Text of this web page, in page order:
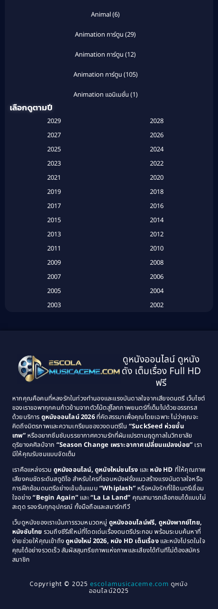
Animal(6)
Animation การ์ตูน (29)
Animation การ์ตูน (12)
Animation การ์ตูน (105)
Animation แอนิเมชั่น (1)
Based on a True Story สร้างจากเรื่องจริง(2)
Based on a True Story เรื่องจริง (20)
(134)
Classic หนังคลาสสิก(21)
Classic หนังคลาสสิก(25)
Comedy ตลก(46)
Comedy ตลก(515)
Coming of Age ก้าวพ้นวัย(1)
Coming-of-Age(3)
Community(1)
Crime อาชญากรรม(78)
Cult Film(4)
เลือกดูตามปี
2029
2028
2027
2026
2025
2024
2023
2022
2021
2020
2019
2018
2017
2016
2015
2014
2013
2012
2011
2010
2009
2008
2007
2006
2005
2004
2003
2002
1995
1994
1993
1992
1989
1988
1987
1986
1985
1984
1983
1982
1979
1978
1976
1975
1974
1971
1970
1969
1968
1964
1963
1940
ดูหนังออนไลน์ ดูหนัง
ดัง เต็มเรื่อง Full HD
ฟรี
หากคุณคือคนที่หลงรักในท่วงทำนองและแรงบันดาลใจจากเสียงดนตรี เว็บไซต์
ของเราขอพาทุกคนก้าวข้ามจากตัวโน้ตสู่โลกภาพยนตร์ที่เต็มไปด้วยอรรถรส
ด้วยบริการ ดูหนังออนไลน์ 2026ที่คัดสรรมาเพื่อคุณโดยเฉพาะ ไม่ว่าคุณจะ
คิดถึงมิตรภาพและความเกรียนของวงดนตรีใน “SuckSeed ห่วยขั้น
เทพ”หรืออยากซึมซับบรรยากาศความรักที่ผันแปรตามฤดูกาลในวิทยาลัย
ดุริยางคศิลป์จาก “Season Change เพราะอากาศเปลี่ยนแปลงบ่อย” เรา
มีให้คุณรับชมแบบจัดเต็ม
เราคือแหล่งรวม ดูหนังออนไลน์, ดูหนังใหม่ชนโรง และ หนัง HD ที่ให้คุณภาพ
เสียงคมชัดระดับสตูดิโอ สำหรับใครที่ชอบหนังฝรั่งแนวสร้างแรงบันดาลใจหรือ
การฝึกซ้อมดนตรีอย่างเข้มข้นแบบ “Whiplash” หรือหนังรักที่ใช้ดนตรีเชื่อม
ใจอย่าง“Begin Again” และ“La La Land” คุณสามารถเลือกชมได้แบบไม่
สะดุด รองรับทุกอุปกรณ์ ทั้งมือถือและสมาร์ททีวี
เว็บดูหนังของเราเน้นการรวมหมวดหมู่ ดูหนังออนไลน์ฟรี, ดูหนังพากย์ไทย,
หนังซับไทย รวมถึงซีรีส์ใหม่ที่โดดเด่นเรื่องดนตรีประกอบ พร้อมระบบค้นหาที่
ง่ายช่วยให้คุณเข้าถึงดูหนังใหม่ 2026, หนัง HD เต็มเรื่องและหนังโปรดในใจ
คุณได้อย่างรวดเร็ว สัมผัสสุนทรียภาพแห่งภาพและเสียงได้ทันทีไม่ต้องสมัคร
สมาชิก
Copyright © 2025escolamusicaceme.com ดูหนัง
ออนไลน์2025